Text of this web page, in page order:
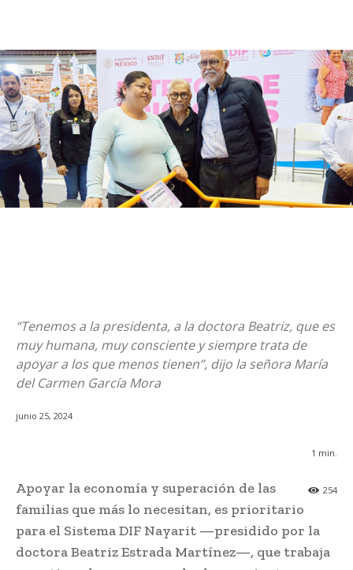
“Tenemos a la presidenta, a la doctora Beatriz, que es
muy humana, muy consciente y siempre trata de
apoyar a los que menos tienen”, dijo la señora María
del Carmen García Mora
junio 25, 2024
1 min.
254
Apoyar la economía y superación de las
familias que más lo necesitan, es prioritario
para el Sistema DIF Nayarit —presidido por la
doctora Beatriz Estrada Martínez—, que trabaja